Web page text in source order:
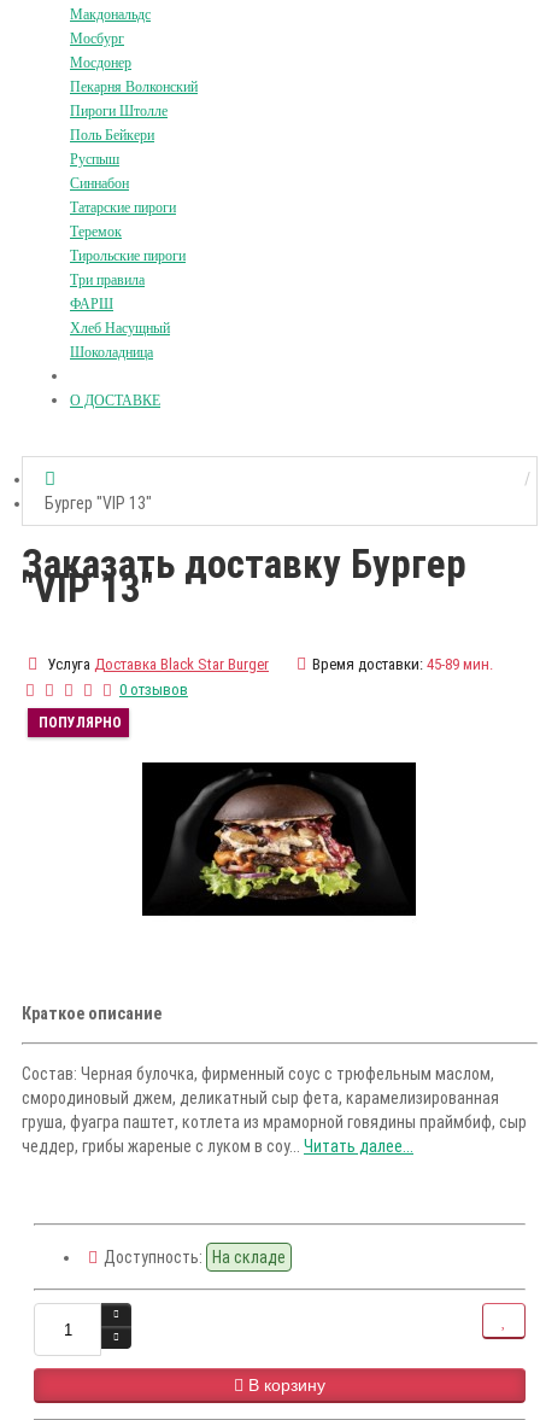
Макдональдс
Мосбург
Мосдонер
Пекарня Волконский
Пироги Штолле
Поль Бейкери
Руспыш
Синнабон
Татарские пироги
Теремок
Тирольские пироги
Три правила
ФАРШ
Хлеб Насущный
Шоколадница
О ДОСТАВКЕ
Бургер "VIP 13"
Заказать доставку Бургер
"VIP 13"
Услуга Доставка Black Star Burger Время доставки: 45-89 мин.
0 отзывов
ПОПУЛЯРНО
Краткое описание
Состав: Черная булочка, фирменный соус с трюфельным маслом,
смородиновый джем, деликатный сыр фета, карамелизированная
груша, фуагра паштет, котлета из мраморной говядины праймбиф, сыр
чеддер, грибы жареные с луком в соу... Читать далее...
Доступность: На складе
В корзину